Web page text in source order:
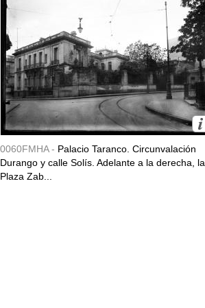
0060FMHA - Palacio Taranco. Circunvalación
Durango y calle Solís. Adelante a la derecha, la
Plaza Zab...